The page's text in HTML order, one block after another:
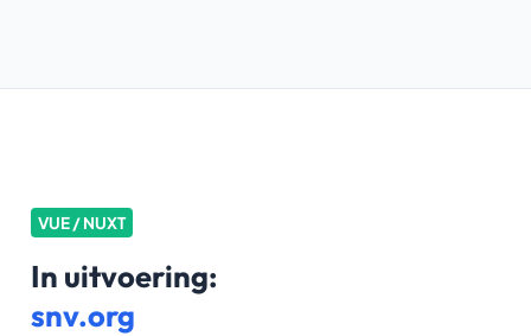
VUE / NUXT
In uitvoering:
snv.org